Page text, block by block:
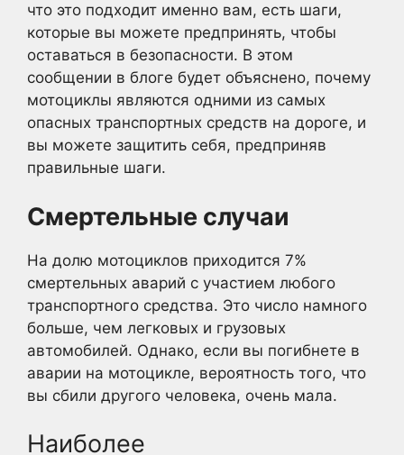
что это подходит именно вам, есть шаги,
которые вы можете предпринять, чтобы
оставаться в безопасности. В этом
сообщении в блоге будет объяснено, почему
мотоциклы являются одними из самых
опасных транспортных средств на дороге, и
вы можете защитить себя, предприняв
правильные шаги.
Смертельные случаи
На долю мотоциклов приходится 7%
смертельных аварий с участием любого
транспортного средства. Это число намного
больше, чем легковых и грузовых
автомобилей. Однако, если вы погибнете в
аварии на мотоцикле, вероятность того, что
вы сбили другого человека, очень мала.
Наиболее